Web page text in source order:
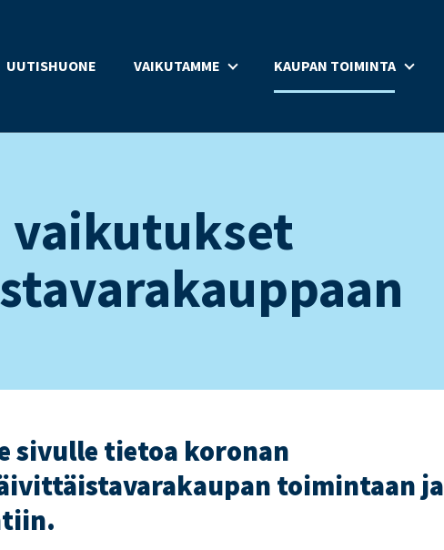
UUTISHUONE VAIKUTAMME KAUPAN TOIMINTA
vaikutukset
sivulle tietoa koronan
toimintaan ja